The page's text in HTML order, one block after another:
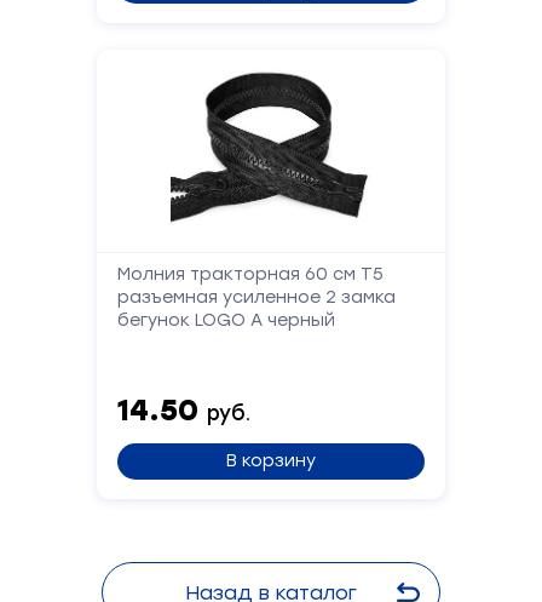
Молния тракторная 60 см Т5
разъемная усиленное 2 замка
бегунок LOGO А черный
14.50 руб.
В корзину
Назад в каталог